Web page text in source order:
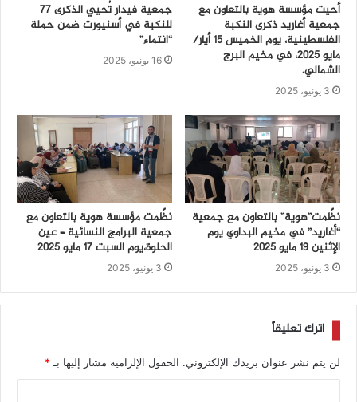
أحيت مؤسسة هوية بالتعاون مع
جمعية أغاريد ذكرى النكبة
الفلسطينية، يوم الخميس 15 أيار/
مايو 2025، في مخيم البرج
الشمالي.
3 يونيو، 2025
جمعية فيدار تُحيي الذكرى 77
للنكبة في أسنيورت ضمن حملة
“انتماء”
16 يونيو، 2025
نظّمت”هوية” بالتعاون مع جمعية
“أغاريد” في مخيم البداوي يوم
الإثنين 19 مايو 2025
3 يونيو، 2025
نظّمت مؤسسة هوية بالتعاون مع
جمعية البرامج النسائية – عين
الحلوة،يوم السبت 17 مايو 2025
3 يونيو، 2025
اترك تعليقاً
لن يتم نشر عنوان بريدك الإلكتروني. الحقول الإلزامية مشار إليها بـ*